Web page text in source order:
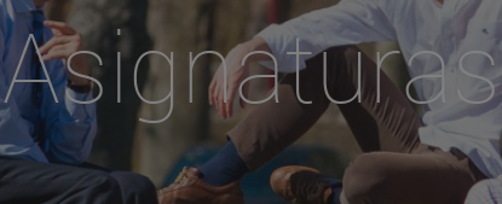
Asignaturas